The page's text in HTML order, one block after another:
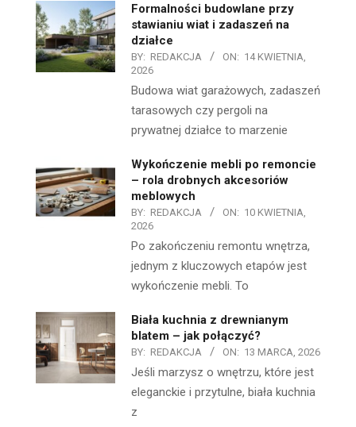
Formalności budowlane przy
stawianiu wiat i zadaszeń na
działce
BY: REDAKCJA ON: 14 KWIETNIA,
2026
Budowa wiat garażowych, zadaszeń
tarasowych czy pergoli na
prywatnej działce to marzenie
Wykończenie mebli po remoncie
– rola drobnych akcesoriów
meblowych
BY: REDAKCJA ON: 10 KWIETNIA,
2026
Po zakończeniu remontu wnętrza,
jednym z kluczowych etapów jest
wykończenie mebli. To
Biała kuchnia z drewnianym
blatem – jak połączyć?
BY: REDAKCJA ON: 13 MARCA, 2026
Jeśli marzysz o wnętrzu, które jest
eleganckie i przytulne, biała kuchnia
z